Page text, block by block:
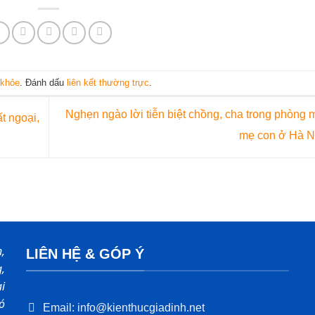
. Đánh dấu liên kết thường trực
ngoại,
Nghẹn ngào lời tiễn biệt chồng, cha trong phòng
mẹ con ở Hà
LIÊN HỆ & GÓP Ý
Email: info@kienthucgiadinh.net